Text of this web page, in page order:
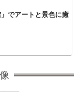
でアートと景色に癒